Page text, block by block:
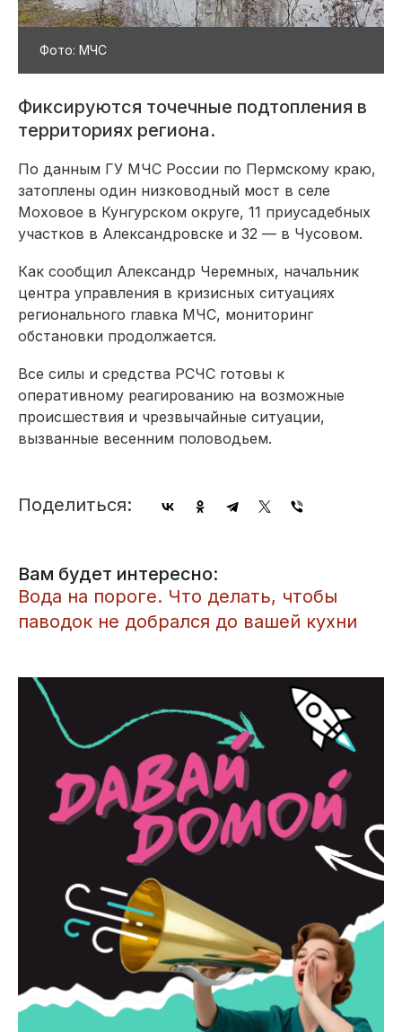
Фото: МЧС
Фиксируются точечные подтопления в
территориях региона.
По данным ГУ МЧС России по Пермскому краю,
затоплены один низководный мост в селе
Моховое в Кунгурском округе, 11 приусадебных
участков в Александровске и 32 — в Чусовом.
Как сообщил Александр Черемных, начальник
центра управления в кризисных ситуациях
регионального главка МЧС, мониторинг
обстановки продолжается.
Все силы и средства РСЧС готовы к
оперативному реагированию на возможные
происшествия и чрезвычайные ситуации,
вызванные весенним половодьем.
Поделиться:
Вам будет интересно:
Вода на пороге. Что делать, чтобы
паводок не добрался до вашей кухни